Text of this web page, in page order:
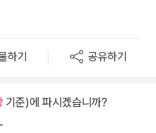
하기 공유하기
기준)에 파시겠습니까?
-